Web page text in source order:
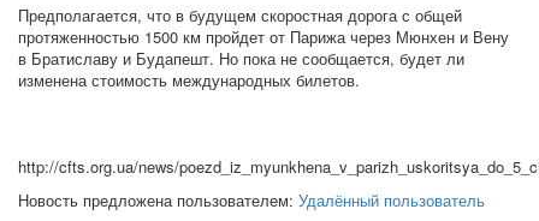
Предполагается, что в будущем скоростная дорога с общей
протяженностью 1500 км пройдет от Парижа через Мюнхен и Вену
в Братиславу и Будапешт. Но пока не сообщается, будет ли
изменена стоимость международных билетов.
http://cfts.org.ua/news/
Новость предложена пользователем: Удалённый пользователь